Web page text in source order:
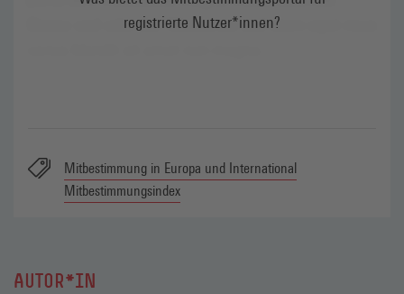
registrierte Nutzer*innen?
Mitbestimmung in Europa und International
Mitbestimmungsindex
AUTOR*IN